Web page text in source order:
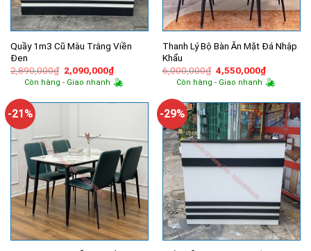
Quầy 1m3 Cũ Màu Trắng Viền
Đen
2,890,000₫ Giá
gốc
là:
2,090,000₫Giá
hiện
tại
2,090,000₫.
Còn hàng - Giao nhanh
Thanh Lý Bộ Bàn Ăn Mặt Đá Nhập
Khẩu
6,000,000₫ Giá
gốc
là:
4,550,000₫Giá
hiện
tại
Còn hàng - Giao nhanh
-21% -29%